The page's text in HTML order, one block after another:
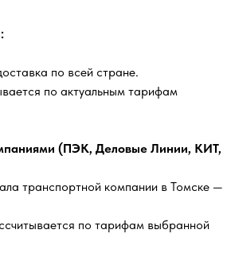
по всей стране.
по актуальным тарифам
(ПЭК, Деловые Линии, КИТ,
транспортной компании в Томске —
по тарифам выбранной